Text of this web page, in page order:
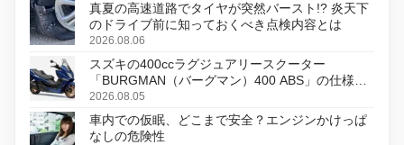
真夏の高速道路でタイヤが突然バースト!? 炎天下
のドライブ前に知っておくべき点検内容とは
2026.08.06
スズキの400ccラグジュアリースクーター
「BURGMAN（バーグマン）400 ABS」の仕様を
変更し、8月18日に発売
2026.08.05
車内での仮眠、どこまで安全？エンジンかけっぱ
なしの危険性